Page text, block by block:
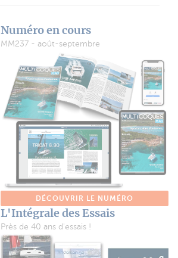
Numéro en cours
MM237 - août-septembre
DÉCOUVRIR LE NUMÉRO
L'Intégrale des Essais
Près de 40 ans d'essais !